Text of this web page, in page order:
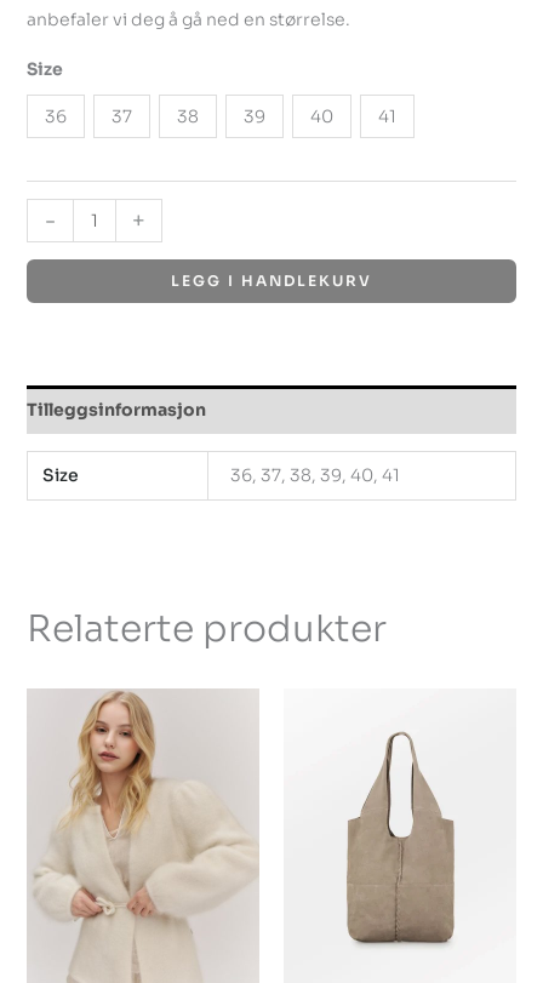
anbefaler vi deg å gå ned en størrelse.
Size
36 37 38 39 40 41
- +
LEGG I HANDLEKURV
Tilleggsinformasjon
Size 36, 37, 38, 39, 40, 41
Relaterte produkter